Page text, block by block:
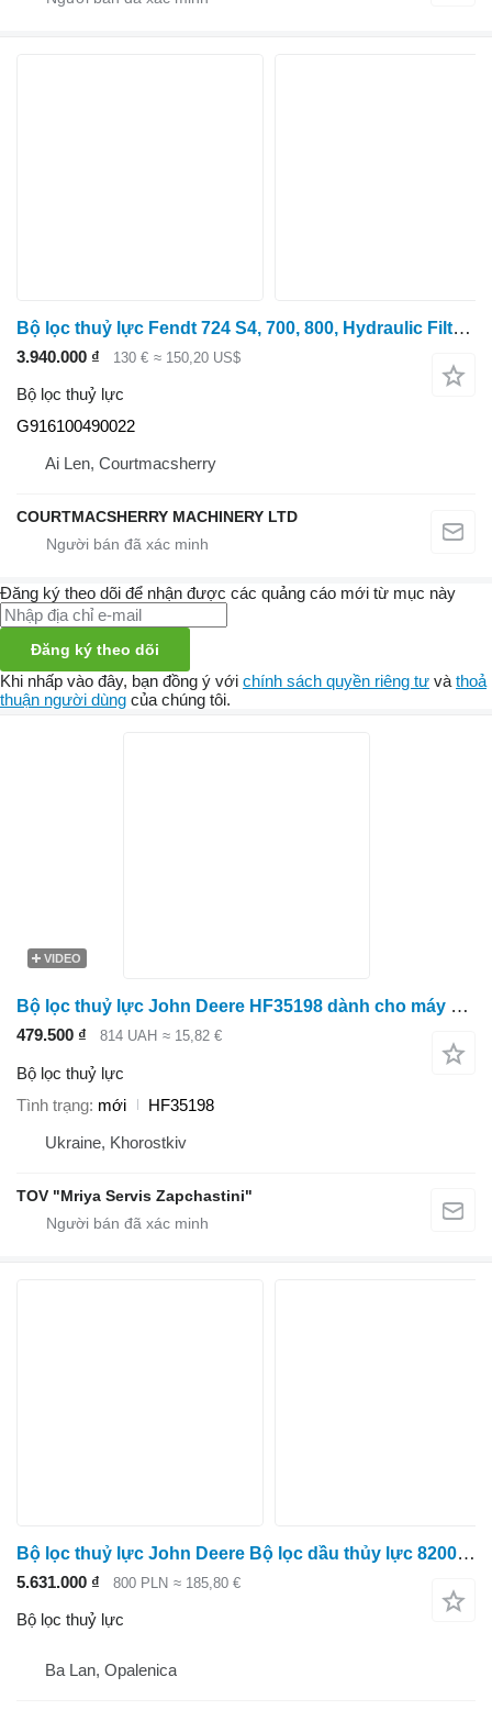
Bộ lọc thuỷ lực Fendt 724 S4, 700, 800, Hydraulic Filter Assy , F91610049 G916100490022 dành cho máy kéo bánh lốp Fendt 724 S4
3.940.000 ₫ 130 € ≈ 150,20 US$
Bộ lọc thuỷ lực
G916100490022
Ai Len, Courtmacsherry
COURTMACSHERRY MACHINERY LTD
Đăng ký theo dõi để nhận được các quảng cáo mới từ mục này
Đăng ký theo dõi
Khi nhấp vào đây, bạn đồng ý với chính sách quyền riêng tư và thoả
thuận người dùng của chúng tôi.
VIDEO
Bộ lọc thuỷ lực John Deere HF35198 dành cho máy kéo bánh lốp
479.500 ₫ 814 UAH ≈ 15,82 €
Bộ lọc thuỷ lực
Tình trạng mới
HF35198
Ukraine, Khorostkiv
TOV "Mriya Servis Zapchastini"
Bộ lọc thuỷ lực John Deere Bộ lọc dầu thủy lực 8200 8400 8600 AXE64212 AXE82466 dành cho máy kéo bánh lốp John Deere 8200
5.631.000 ₫ 800 PLN ≈ 185,80 €
Bộ lọc thuỷ lực
Ba Lan, Opalenica